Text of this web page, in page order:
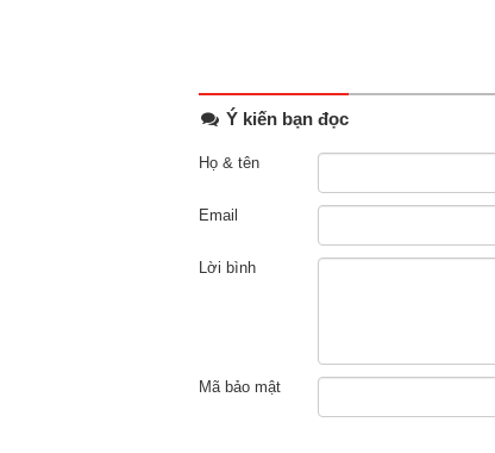
Ý kiến bạn đọc
Họ & tên
Email
Lời bình
Mã bảo mật